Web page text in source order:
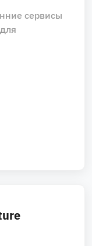
сервисы